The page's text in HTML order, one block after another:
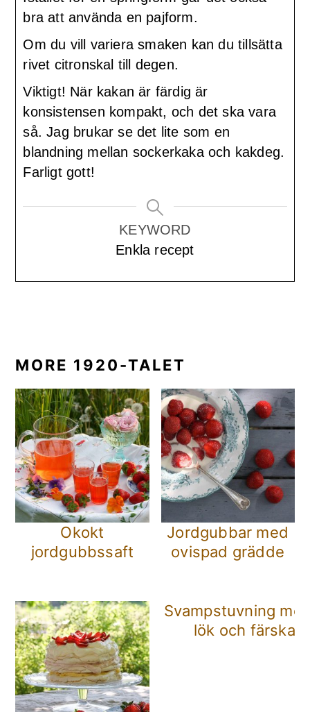
bra att använda en pajform.
Om du vill variera smaken kan du tillsätta
rivet citronskal till degen.
Viktigt! När kakan är färdig är
konsistensen kompakt, och det ska vara
så. Jag brukar se det lite som en
blandning mellan sockerkaka och kakdeg.
Farligt gott!
KEYWORD
Enkla recept
MORE 1920-TALET
Okokt
jordgubbssaft
Jordgubbar med
ovispad grädde
Svampstuvning
lök och färska